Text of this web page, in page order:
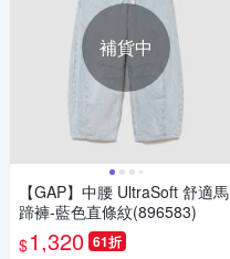
補貨中
【GAP】中腰 UltraSoft 舒適馬
蹄褲-藍色直條紋(896583)
$1,320 61折